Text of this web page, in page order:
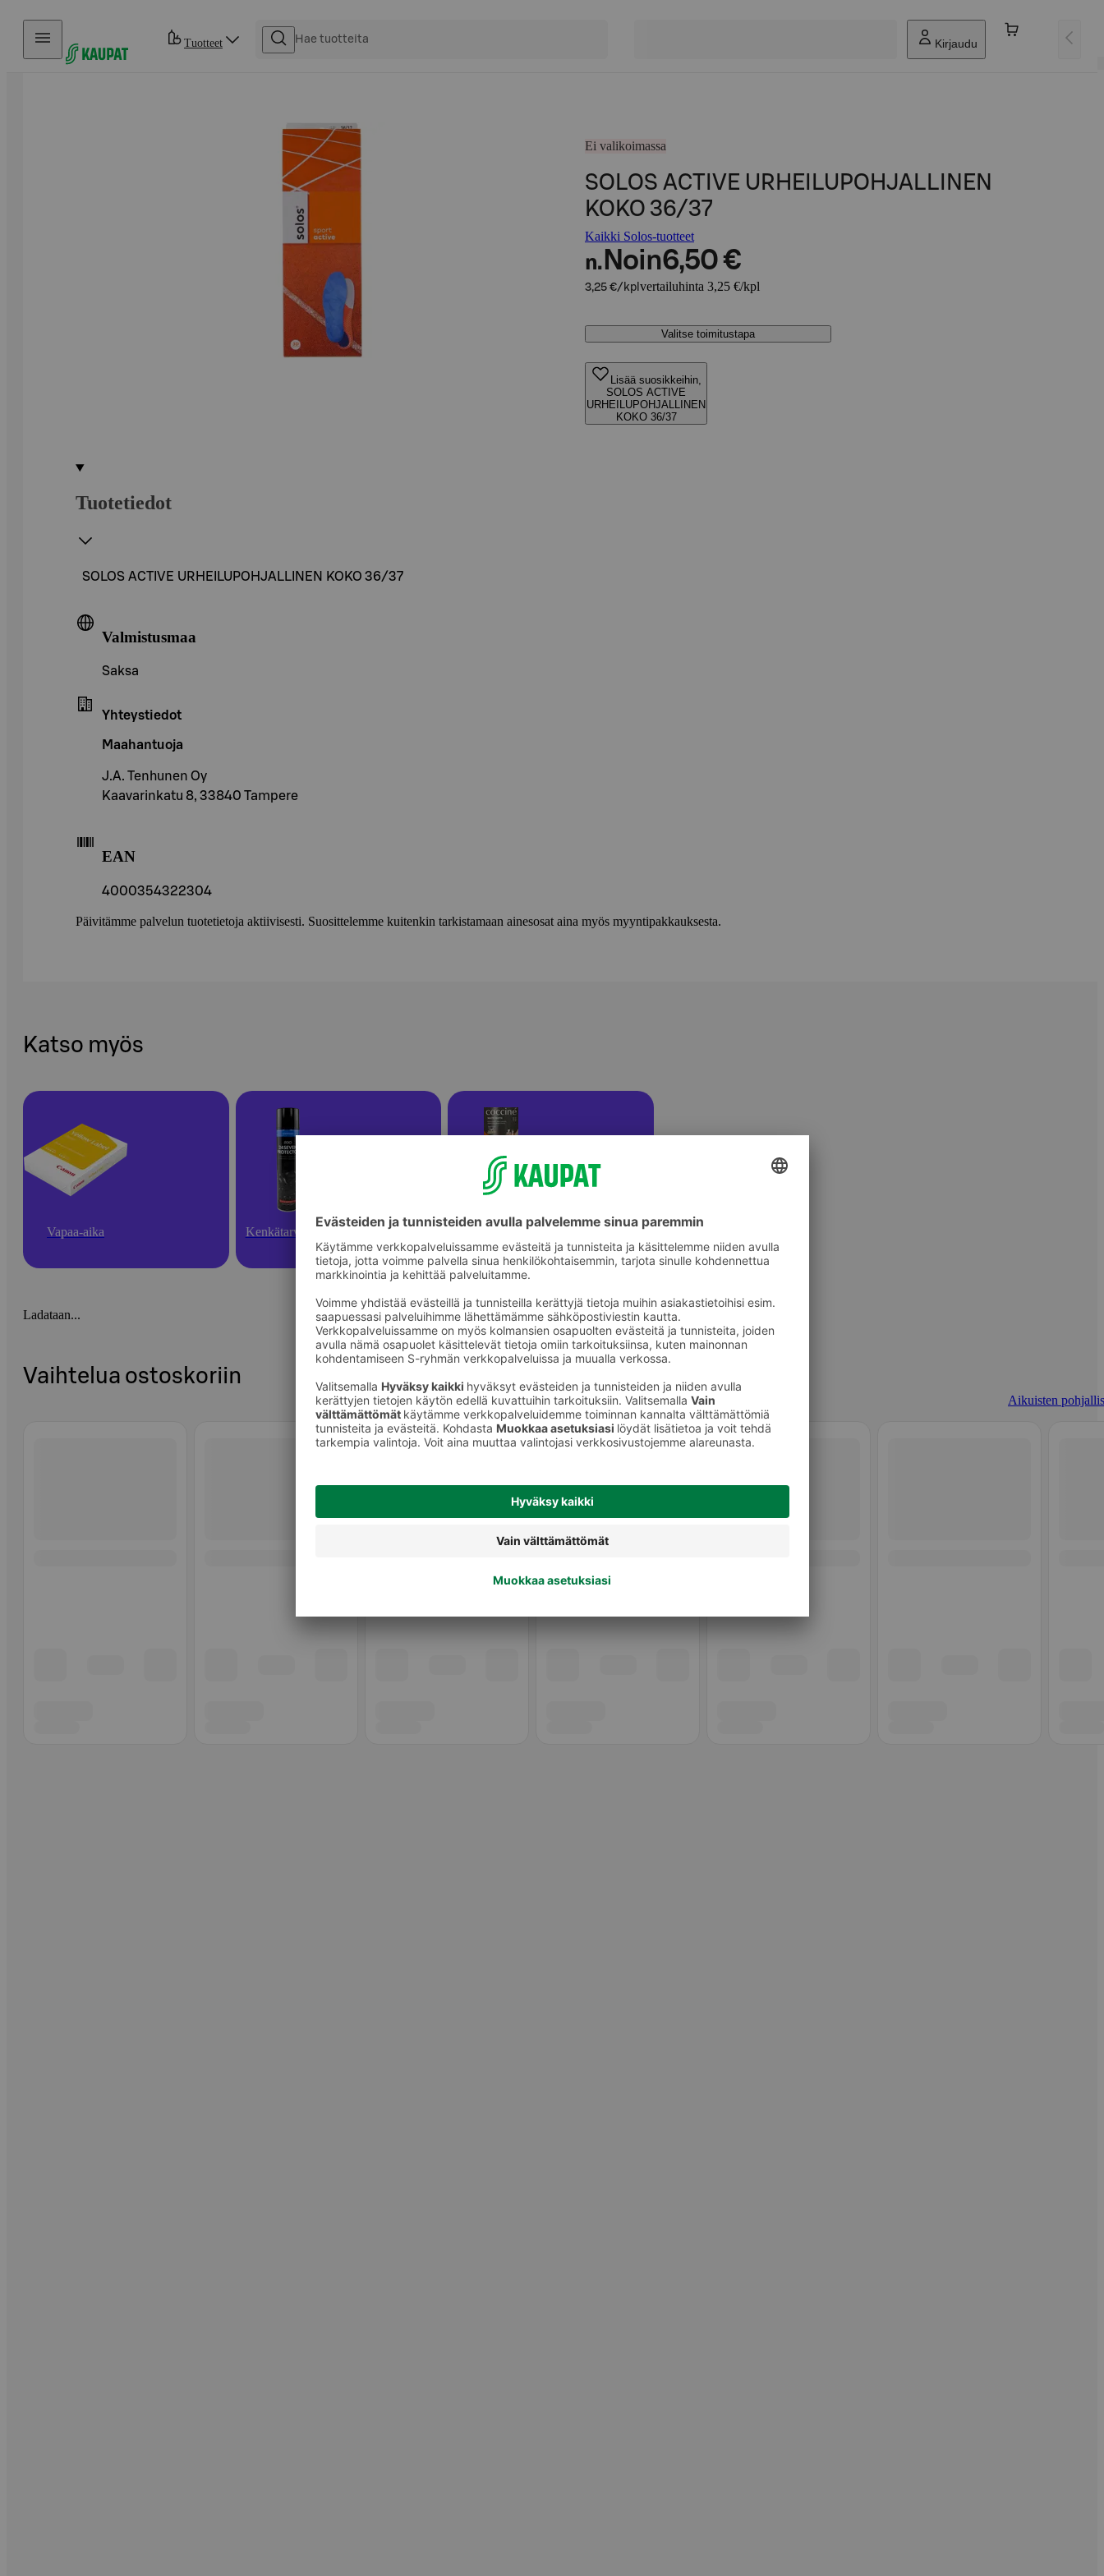
Hyppää sisältöön
Tuotteet Kirjaudu
Ei valikoimassa
SOLOS ACTIVE URHEILUPOHJALLINEN
KOKO 36/37
Kaikki Solos-tuotteet
n. Noin6,50 €
3,25 €/kpl vertailuhinta 3,25 €/kpl
Valitse toimitustapa
Lisää suosikkeihin,
SOLOS ACTIVE
URHEILUPOHJALLINEN
KOKO 36/37
Tuotetiedot
SOLOS ACTIVE URHEILUPOHJALLINEN KOKO 36/37
Valmistusmaa
Saksa
Yhteystiedot
Maahantuoja
J.A. Tenhunen Oy
Kaavarinkatu 8, 33840 Tampere
EAN
4000354322304
Päivitämme palvelun tuotetietoja aktiivisesti. Suosittelemme kuitenkin tarkistamaan ainesosat aina myös myyntipakkauksesta.
Katso myös
Vapaa-aika Kenkätarvikkeet Aikuisten pohjalliset
Ladataan...
Vaihtelua ostoskoriin
Aikuisten